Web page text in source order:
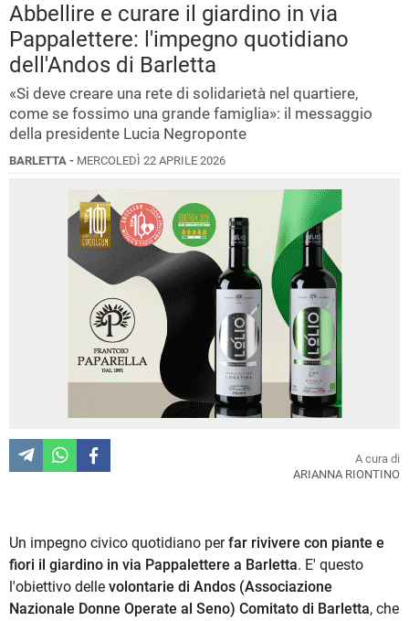
Abbellire e curare il giardino in via
Pappalettere: l'impegno quotidiano
dell'Andos di Barletta
«Si deve creare una rete di solidarietà nel quartiere,
come se fossimo una grande famiglia»: il messaggio
della presidente Lucia Negroponte
BARLETTA - MERCOLEDÌ 22 APRILE 2026
A cura di
ARIANNA RIONTINO
Un impegno civico quotidiano perfar rivivere con piante e
fiori il giardino in via Pappalettere a Barletta. E' questo
l'obiettivo delle volontarie di Andos (Associazione
Nazionale Donne Operate al Seno) Comitato di Barletta, che